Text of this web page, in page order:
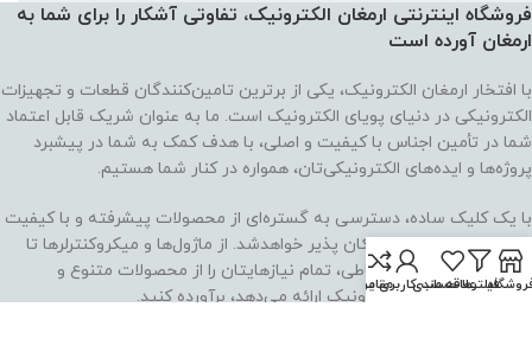
فروشگاه اینترنتی ارمغان الکترونیک، تفاوتی آشکار را برای شما به
ارمغان آورده‌ است
با افتخار ارمغان الکترونیک، یکی از برترین تامین‌کنندگان قطعات و تجهیزات
الکترونیکی در دنیای پویای الکترونیک است. ما به عنوان شریک قابل اعتماد
شما در تأمین اجناس با کیفیت و اصلی، با هدف کمک به شما در پیشبرد
پروژه‌ها و ایده‌های الکترونیکی‌تان، همواره در کنار شما هستیم.
با یک کلیک ساده، دسترسی به گستره‌ای از محصولات پیشرفته و با کیفیت
در ارمغان الکترونیک امکان پذیر خواهدشد. از ماژول‌ها و میکروکنترلرها تا
حسگرها و تجهیزات ارتباطی، تمام نیازهایتان را از محصولات متنوع و
معتبری که ارمغان الکترونیک ارائه می‌دهد، برآورده کنید.
فیلترهاعلاقه مندی
حساب کاربری من
مقایسه